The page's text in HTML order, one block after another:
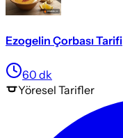
Ezogelin Çorbası Tarifi
60 dk
Yöresel Tarifler